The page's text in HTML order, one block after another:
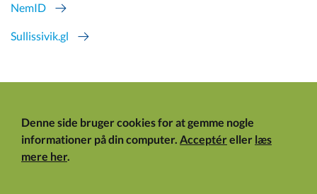
NemID
Sullissivik.gl
Denne side bruger cookies for at gemme nogle
informationer på din computer. Acceptéreller læs
mere her.